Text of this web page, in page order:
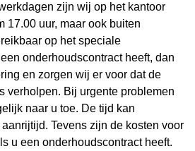
zijn wij op het kantoor
17.00 uur, maar ook buiten
op het speciale
onderhoudscontract heeft, dan
en zorgen wij er voor dat de
verholpen. Bij urgente problemen
naar u toe. De tijd kan
Tevens zijn de kosten voor
u een onderhoudscontract heeft.